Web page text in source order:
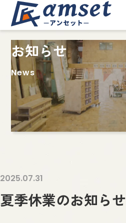
お知らせ
News
2025.07.31
夏季休業のお知らせ